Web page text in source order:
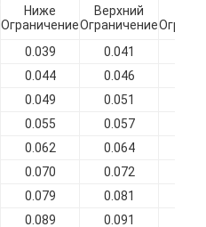
Ниже
Ограничение
Верхний
Ограничение
0.039 0.041
0.044 0.046
0.049 0.051
0.055 0.057
0.062 0.064
0.070 0.072
0.079 0.081
0.089 0.091